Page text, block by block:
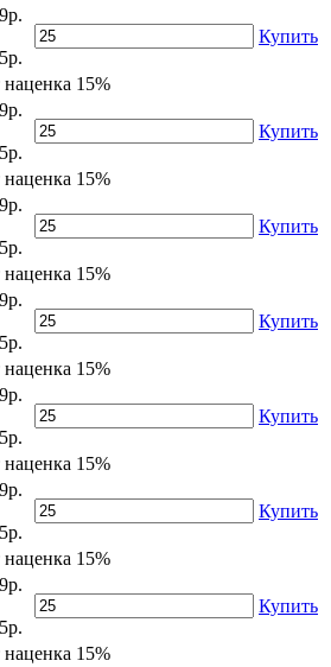
Купить
наценка 15%
Купить
наценка 15%
Купить
наценка 15%
Купить
наценка 15%
Купить
наценка 15%
Купить
наценка 15%
Купить
наценка 15%